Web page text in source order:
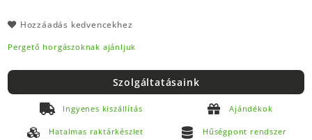
Hozzáadás kedvencekhez
Pergető horgászoknak ajánljuk
Szolgáltatásaink
Ingyenes kiszállítás Ajándékok
Hatalmas raktárkészlet Hűségpont rendszer